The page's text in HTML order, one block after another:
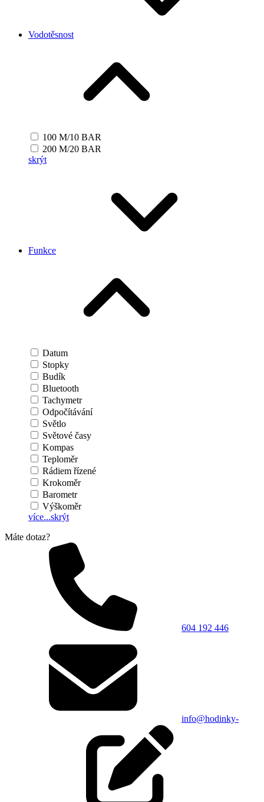
Vodotěsnost
100 M/10 BAR
200 M/20 BAR
skrýt
Funkce
Datum
Stopky
Budík
Bluetooth
Tachymetr
Odpočítávání
Světlo
Světové časy
Kompas
Teploměr
Rádiem řízené
Krokoměr
Barometr
Výškoměr
více...skrýt
Máte dotaz?
604 192 446
info@hodinky-